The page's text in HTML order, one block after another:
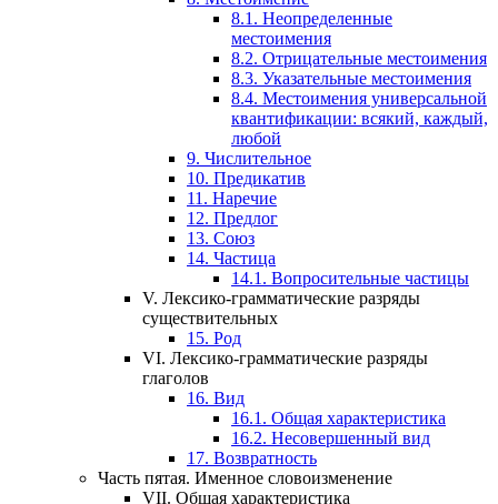
8.1. Неопределенные
местоимения
8.2. Отрицательные местоимения
8.3. Указательные местоимения
8.4. Местоимения универсальной
квантификации: всякий, каждый,
любой
9. Числительное
10. Предикатив
11. Наречие
12. Предлог
13. Союз
14. Частица
14.1. Вопросительные частицы
V. Лексико-грамматические разряды
существительных
15. Род
VI. Лексико-грамматические разряды
глаголов
16. Вид
16.1. Общая характеристика
16.2. Несовершенный вид
17. Возвратность
Часть пятая. Именное словоизменение
VII. Общая характеристика